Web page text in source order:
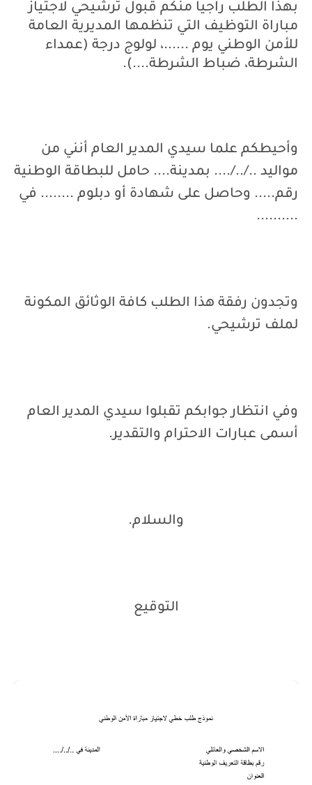
بهذا الطلب راجيا منكم قبول ترشيحي لاجتياز
مباراة التوظيف التي تنظمها المديرية العامة
للأمن الوطني يوم ......، لولوج درجة (عمداء
الشرطة، ضباط الشرطة....).
وأحيطكم علما سيدي المدير العام أنني من
مواليد ../../.... بمدينة.... حامل للبطاقة الوطنية
رقم..... وحاصل على شهادة أو دبلوم ........ في
..........
وتجدون رفقة هذا الطلب كافة الوثائق المكونة
لملف ترشيحي.
وفي انتظار جوابكم تقبلوا سيدي المدير العام
أسمى عبارات الاحترام والتقدير.
والسلام.
التوقيع